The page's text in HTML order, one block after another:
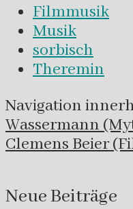
Filmmusik
Musik
sorbisch
Theremin
Navigation
Wassermann
Clemens Beier
Neue Beiträge